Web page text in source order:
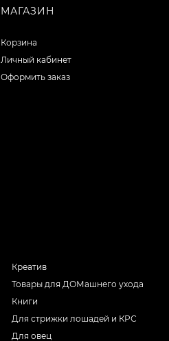
МАГАЗИН
Корзина
Личный кабинет
Оформить заказ
Креатив
Товары для ДОМашнего ухода
Книги
Для стрижки лошадей и КРС
Для овец